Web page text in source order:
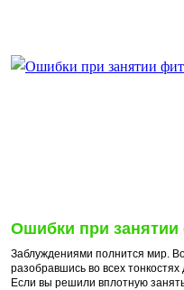
Ошибки при
Заблуждениями полнится мир.
разобравшись во всех
Если вы решили вплотную